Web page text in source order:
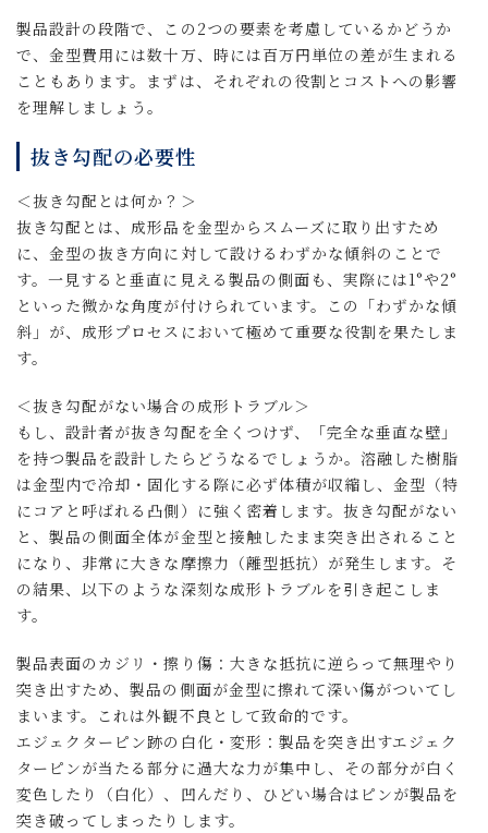
製品設計の段階で、この2つの要素を考慮しているかどうか
で、金型費用には数十万、時には百万円単位の差が生まれる
こともあります。まずは、それぞれの役割とコストへの影響
を理解しましょう。
抜き勾配の必要性
＜抜き勾配とは何か？＞
抜き勾配とは、成形品を金型からスムーズに取り出すため
に、金型の抜き方向に対して設けるわずかな傾斜のことで
す。一見すると垂直に見える製品の側面も、実際には1°や2°
といった微かな角度が付けられています。この「わずかな傾
斜」が、成形プロセスにおいて極めて重要な役割を果たしま
す。
＜抜き勾配がない場合の成形トラブル＞
もし、設計者が抜き勾配を全くつけず、「完全な垂直な壁」
を持つ製品を設計したらどうなるでしょうか。溶融した樹脂
は金型内で冷却・固化する際に必ず体積が収縮し、金型（特
にコアと呼ばれる凸側）に強く密着します。抜き勾配がない
と、製品の側面全体が金型と接触したまま突き出されること
になり、非常に大きな摩擦力（離型抵抗）が発生します。そ
の結果、以下のような深刻な成形トラブルを引き起こしま
す。
製品表面のカジリ・擦り傷：大きな抵抗に逆らって無理やり
突き出すため、製品の側面が金型に擦れて深い傷がついてし
まいます。これは外観不良として致命的です。
エジェクターピン跡の白化・変形：製品を突き出すエジェク
ターピンが当たる部分に過大な力が集中し、その部分が白く
変色したり（白化）、凹んだり、ひどい場合はピンが製品を
突き破ってしまったりします。